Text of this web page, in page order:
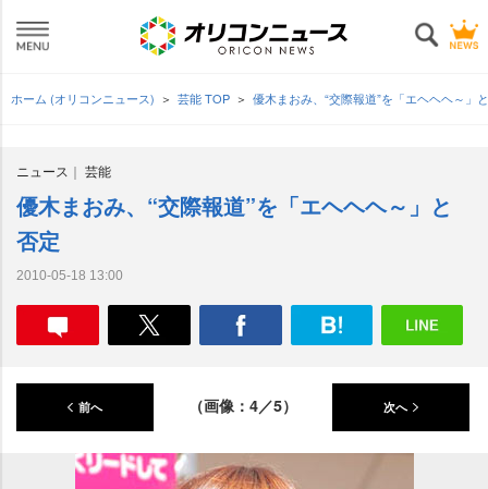
ホーム (オリコンニュース) 芸能 TOP 優木まおみ、“交際報道”を「エヘヘヘ～」
ニュース 芸能
優木まおみ、“交際報道”を「エヘヘヘ～」と
否定
2010-05-18 13:00
前へ （画像：4／5） 次へ